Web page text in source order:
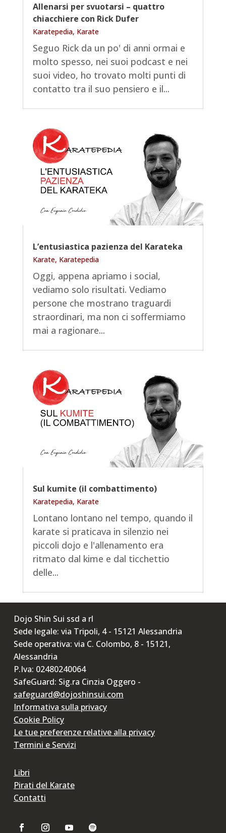
Allenarsi per svuotarsi – quattro
chiacchiere con Rick Dufer
Karatepedia, Karate
Seguo Rick da un po' di anni ormai e
molto spesso, nei suoi podcast e nei
suoi video, ho trovato molti punti di
contatto tra il suo pensiero e il...
L’entusiastica pazienza del Karateka
Karate, Karatepedia
Oggi, appena apriamo i social,
vediamo solo risultati. Vediamo
persone che mostrano traguardi
straordinari, ma non ci soffermiamo
mai a ragionare...
Sul kumite (il combattimento)
Karatepedia, Karate
Lontano lontano nel tempo, quando il
karate si praticava in silenzio nei
piccoli dojo e l'allenamento era
ritmato dal kime e dal ticchettio
delle...
Dojo Shin Sui ssd a rl
Sede legale: via Tripoli, 4 - 15121 Alessandria
Sede operativa: via C. Colombo, 8 - 15121,
Alessandria
P.Iva: 02480240064
SafeGuard: Sig.ra Cinzia Oggero -
safeguard@dojoshinsui.com
Informativa sulla privacy
Cookie Policy
Le tue preferenze relative alla privacy
Termini e Servizi
Libri
Pirati del Karate
Contatti